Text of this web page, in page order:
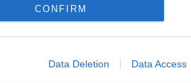
CONFIRM
Data Deletion Data Access
safle yn y ffordd arferol cyn